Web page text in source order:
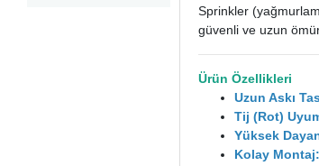
Sprinkler
güvenli ve uzun
Ürün Özellikleri
Uzun Askı
Tij (Rot)
Yüksek
Kolay Montaj: